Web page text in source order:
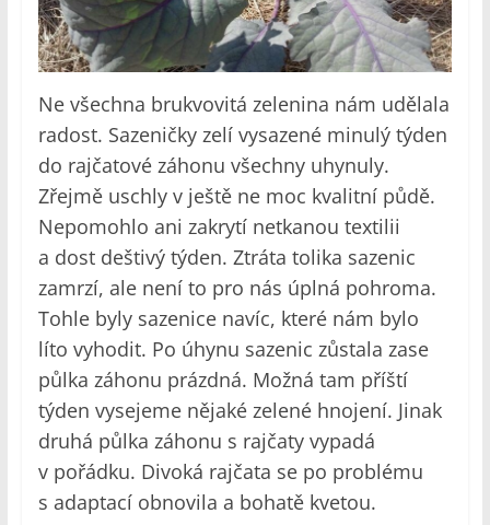
Ne všechna brukvovitá zelenina nám udělala
radost. Sazeničky zelí vysazené minulý týden
do rajčatové záhonu všechny uhynuly.
Zřejmě uschly v ještě ne moc kvalitní půdě.
Nepomohlo ani zakrytí netkanou textilii
a dost deštivý týden. Ztráta tolika sazenic
zamrzí, ale není to pro nás úplná pohroma.
Tohle byly sazenice navíc, které nám bylo
líto vyhodit. Po úhynu sazenic zůstala zase
půlka záhonu prázdná. Možná tam příští
týden vysejeme nějaké zelené hnojení. Jinak
druhá půlka záhonu s rajčaty vypadá
v pořádku. Divoká rajčata se po problému
s adaptací obnovila a bohatě kvetou.